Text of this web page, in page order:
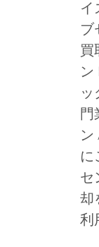
イ
ブ
買
ン
ッ
門
ン
に
セ
却
利